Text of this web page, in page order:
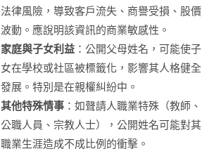
法律風險，導致客戶流失、商譽受損、股價
波動。應說明該資訊的商業敏感性。
家庭與子女利益 ：公開父母姓名，可能使子
女在學校或社區被標籤化，影響其人格健全
發展。特別是在親權糾紛中。
其他特殊情事 ：如聲請人職業特殊（教師、
公職人員、宗教人士），公開姓名可能對其
職業生涯造成不成比例的衝擊。